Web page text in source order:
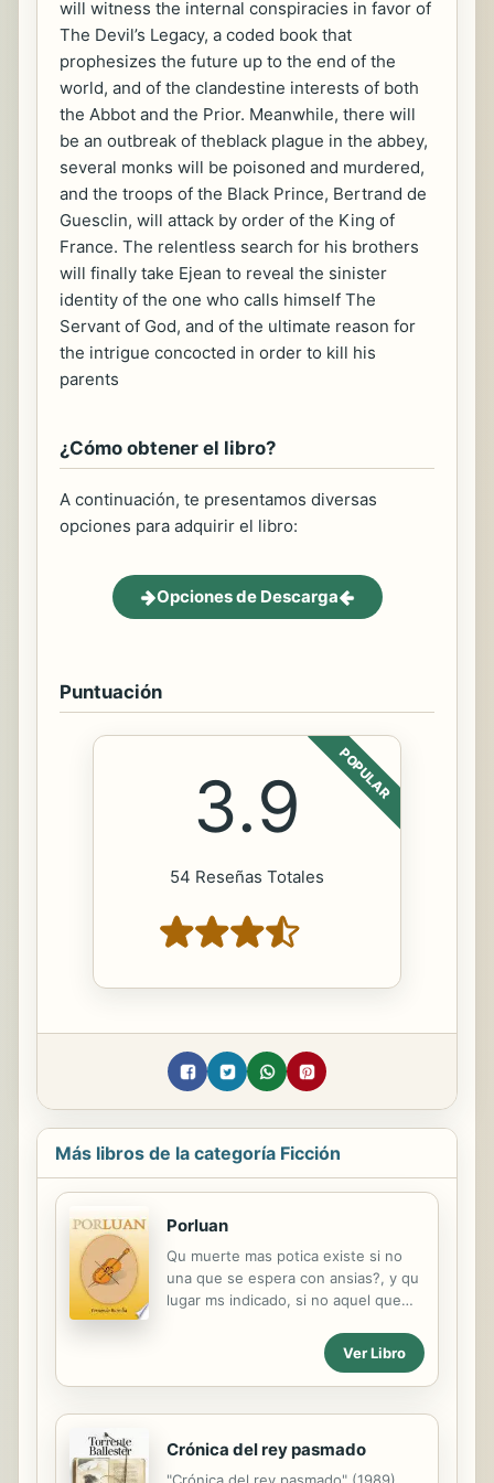
will witness the internal conspiracies in favor of
The Devil’s Legacy, a coded book that
prophesizes the future up to the end of the
world, and of the clandestine interests of both
the Abbot and the Prior. Meanwhile, there will
be an outbreak of theblack plague in the abbey,
several monks will be poisoned and murdered,
and the troops of the Black Prince, Bertrand de
Guesclin, will attack by order of the King of
France. The relentless search for his brothers
will finally take Ejean to reveal the sinister
identity of the one who calls himself The
Servant of God, and of the ultimate reason for
the intrigue concocted in order to kill his
parents
¿Cómo obtener el libro?
A continuación, te presentamos diversas
opciones para adquirir el libro:
Opciones de Descarga
Puntuación
POPULAR
3.9
54 Reseñas Totales
Más libros de la categoría Ficción
Porluan
Qu muerte mas potica existe si no
una que se espera con ansias?, y qu
lugar ms indicado, si no aquel que
Dnde hemos de encontrar la
libertad? Si no a travs del amor,
perfectamente conjugado con la
muerte.
Ver Libro
Crónica del rey pasmado
"Crónica del rey pasmado" (1989)